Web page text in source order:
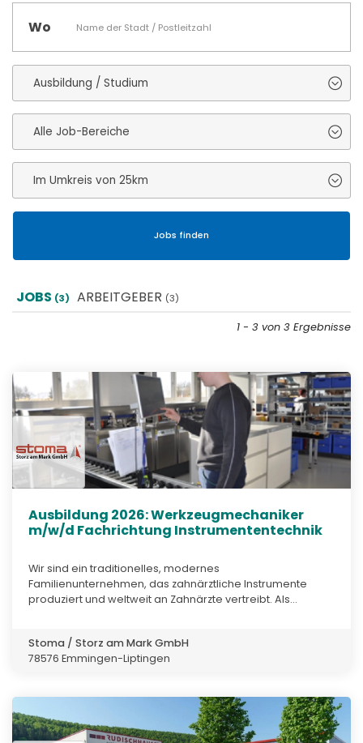
Wo
JOBS (3) ARBEITGEBER (3)
1 - 3 von 3 Ergebnisse
Ausbildung 2026: Werkzeugmechaniker
m/w/d Fachrichtung Instrumententechnik
Wir sind ein traditionelles, modernes
Familienunternehmen, das zahnärztliche Instrumente
produziert und weltweit an Zahnärzte vertreibt. Als...
Stoma / Storz am Mark GmbH
78576 Emmingen-Liptingen